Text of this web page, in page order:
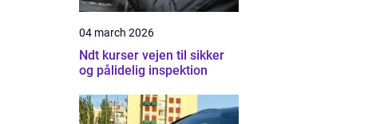
04 march 2026
Ndt kurser vejen til sikker
og pålidelig inspektion